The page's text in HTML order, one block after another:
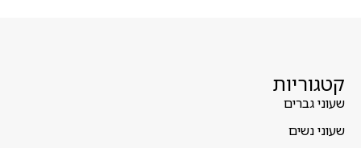
קטגוריות
שעוני גברים
שעוני נשים